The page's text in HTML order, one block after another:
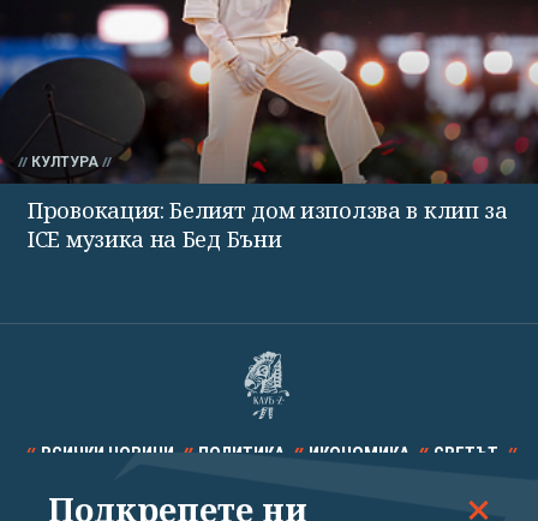
КУЛТУРА
Провокация: Белият дом използва в клип за
ICE музика на Бед Бъни
ВСИЧКИ НОВИНИ ПОЛИТИКА ИКОНОМИКА СВЕТЪТ
СПОРТ КУЛТУРА ТЕХНОЛОГИИ КАЛЕЙДОСКОП
Подкрепете ни